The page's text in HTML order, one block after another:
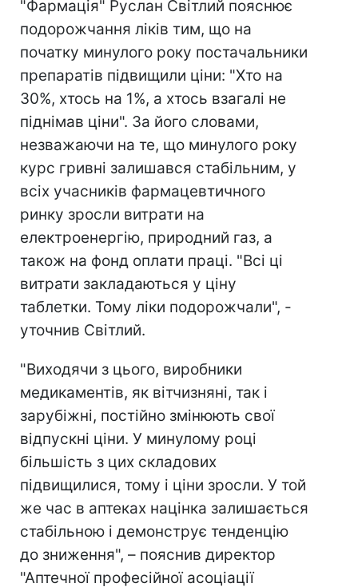
"Фармація" Руслан Світлий пояснює
подорожчання ліків тим, що на
початку минулого року постачальники
препаратів підвищили ціни: "Хто на
30%, хтось на 1%, а хтось взагалі не
піднімав ціни". За його словами,
незважаючи на те, що минулого року
курс гривні залишався стабільним, у
всіх учасників фармацевтичного
ринку зросли витрати на
електроенергію, природний газ, а
також на фонд оплати праці. "Всі ці
витрати закладаються у ціну
таблетки. Тому ліки подорожчали", -
уточнив Світлий.
"Виходячи з цього, виробники
медикаментів, як вітчизняні, так і
зарубіжні, постійно змінюють свої
відпускні ціни. У минулому році
більшість з цих складових
підвищилися, тому і ціни зросли. У той
же час в аптеках націнка залишається
стабільною і демонструє тенденцію
до зниження", – пояснив директор
"Аптечної професійної асоціації